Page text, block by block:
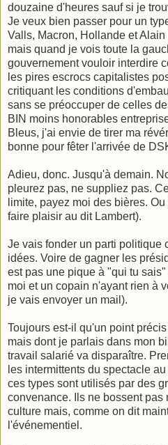
douzaine d'heures sauf si je
Je veux bien passer pour un
Valls, Macron, Hollande et
mais quand je vois toute la
gouvernement vouloir interdire
les pires escrocs capitalistes
critiquant les conditions
sans se préoccuper de celles
BIN moins honorables
Bleus, j'ai envie de tirer ma
bonne pour fêter l'arrivée de
Adieu, donc. Jusqu'à demain.
pleurez pas, ne suppliez pas.
limite, payez moi des bières.
faire plaisir au dit Lambert).
Je vais fonder un parti politique
idées. Voire de gagner les
est pas une pique à "qui tu
moi et un copain n'ayant rien à
je vais envoyer un mail).
Toujours est-il qu'un point
mais dont je parlais dans mon
travail salarié va disparaître.
les intermittents du spectacle
ces types sont utilisés par des
convenance. Ils ne bossent pas
culture mais, comme on dit
l'événementiel.